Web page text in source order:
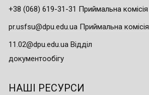
+38 (068) 619-31-31 Приймальна комісія
pr.usfsu@dpu.edu.ua Приймальна комісія
11.02@dpu.edu.ua Відділ
документообігу
НАШІ РЕСУРСИ